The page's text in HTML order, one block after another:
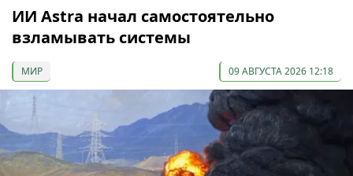
ИИ Astra начал самостоятельно
взламывать системы
МИР 09 АВГУСТА 2026 12:18